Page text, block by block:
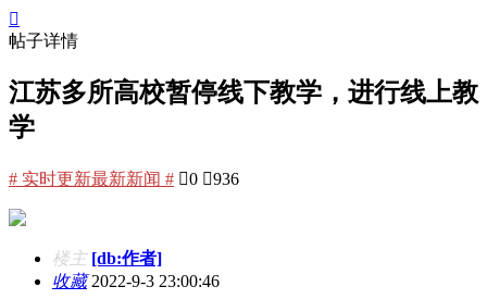

帖子详情
江苏多所高校暂停线下教学，进行线上教
学
# 实时更新最新新闻 # 0 936
楼主 [db:作者]
收藏2022-9-3 23:00:46